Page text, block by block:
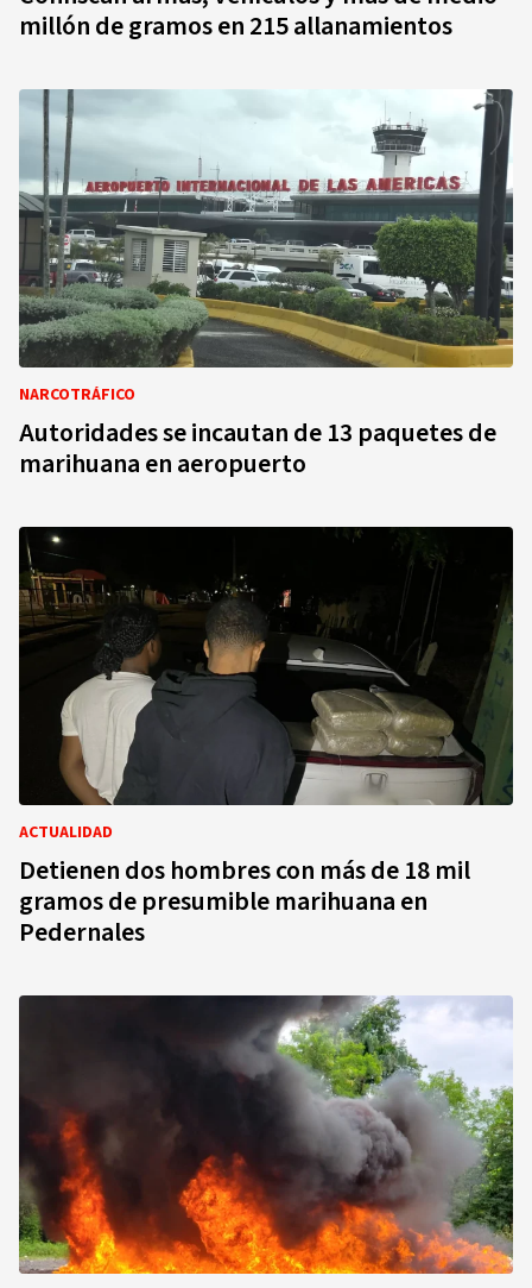
millón de gramos en 215 allanamientos
NARCOTRÁFICO
Autoridades se incautan de 13 paquetes de
marihuana en aeropuerto
ACTUALIDAD
Detienen dos hombres con más de 18 mil
gramos de presumible marihuana en
Pedernales